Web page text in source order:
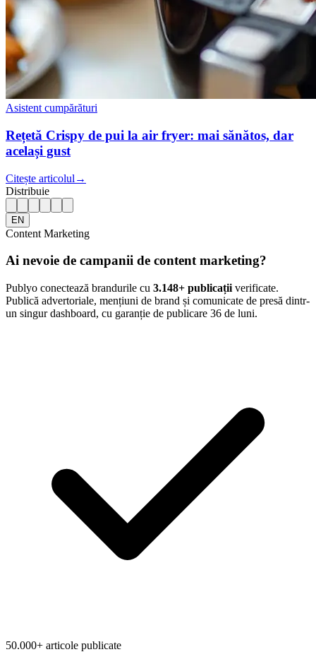
Asistent cumpărături
Rețetă Crispy de pui la air fryer: mai sănătos, dar
același gust
Citește articolul →
Distribuie
EN
Content Marketing
Ai nevoie de campanii de content marketing?
Publyo conectează brandurile cu 3.148+ publicații verificate.
Publică advertoriale, mențiuni de brand și comunicate de presă dintr-
un singur dashboard, cu garanție de publicare 36 de luni.
50.000+ articole publicate